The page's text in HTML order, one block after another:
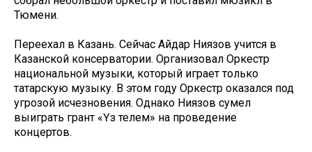
Тюмени.
Переехал в Казань. Сейчас Айдар Ниязов учится в
Казанской консерватории. Организовал Оркестр
национальной музыки, который играет только
татарскую музыку. В этом году Оркестр оказался под
угрозой исчезновения. Однако Ниязов сумел
выиграть грант «Үз телем» на проведение
концертов.